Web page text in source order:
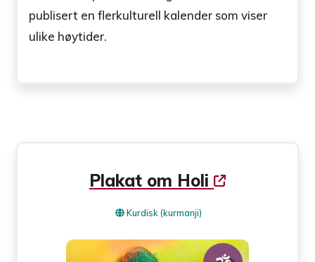
publisert en flerkulturell kalender som viser
ulike høytider.
Plakat om Holi
Kurdisk (kurmanji)